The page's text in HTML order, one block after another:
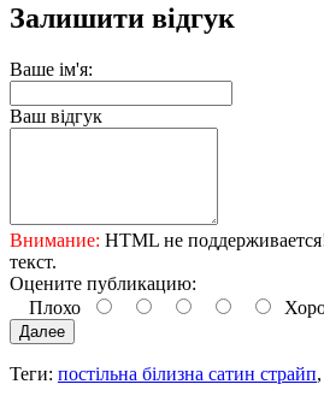
Залишити відгук
Ваше ім'я:
Ваш відгук
Внимание: HTML не
текст.
Оцените публикацию:
Плохо
Далее
Теги: постільна білизна сатин страйп,